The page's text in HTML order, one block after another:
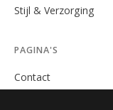
Stijl & Verzorging
PAGINA'S
Contact